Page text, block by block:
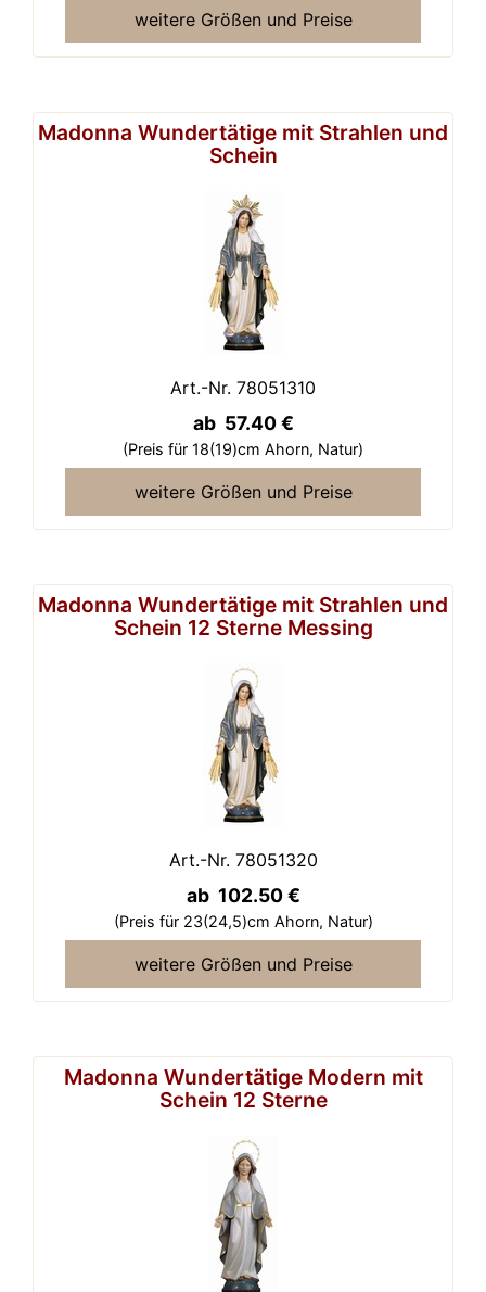
weitere Größen und Preise
Madonna Wundertätige mit Strahlen und
Schein
Art.-Nr. 78051310
ab 57.40 €
(Preis für 18(19)cm Ahorn, Natur)
weitere Größen und Preise
Madonna Wundertätige mit Strahlen und
Schein 12 Sterne Messing
Art.-Nr. 78051320
ab 102.50 €
(Preis für 23(24,5)cm Ahorn, Natur)
weitere Größen und Preise
Madonna Wundertätige Modern mit
Schein 12 Sterne